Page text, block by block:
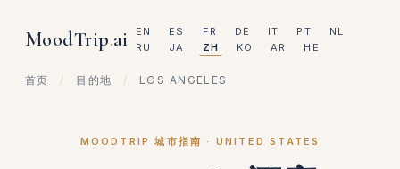
MoodTrip.ai EN ES FR DE IT PT
NL
RU
JA ZH KO AR HE
首页 / 目的地 / LOS ANGELES
MOODTRIP 城市指南 · UNITED STATES